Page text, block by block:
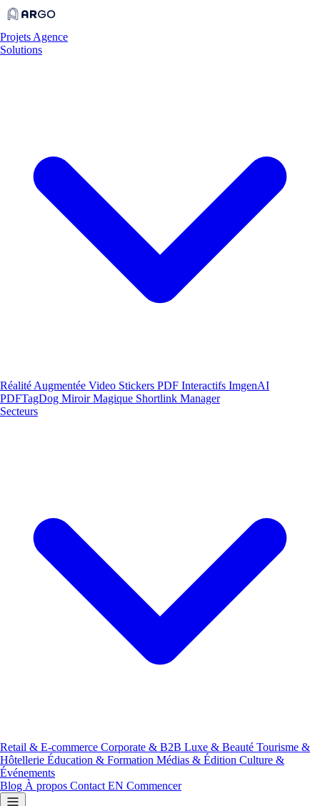
Projets Agence
Solutions
Réalité Augmentée Video Stickers PDF Interactifs ImgenAI
PDFTagDog Miroir Magique Shortlink Manager
Secteurs
Retail & E-commerce Corporate & B2B Luxe & Beauté Tourisme &
Hôtellerie Éducation & Formation Médias & Édition Culture &
Événements
Blog À propos Contact EN Commencer